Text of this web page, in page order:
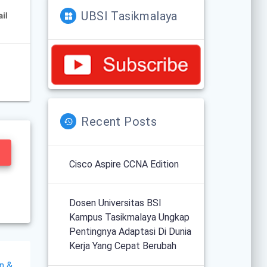
UBSI Tasikmalaya
Recent Posts
Cisco Aspire CCNA Edition
Dosen Universitas BSI
Kampus Tasikmalaya Ungkap
Pentingnya Adaptasi Di Dunia
Kerja Yang Cepat Berubah